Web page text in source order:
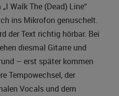
Walk The (Dead) Line“
ins Mikrofon genuschelt.
der Text richtig hörbar. Bei
diesmal Gitarre und
– erst später kommen
Tempowechsel, der
Vocals und dem